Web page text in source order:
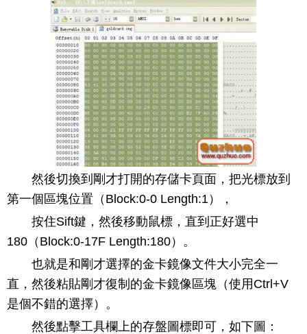
然後切換到剛才打開的存儲卡頁面，把光標放到
第一個區塊位置（Block:0-0 Length:1），
按住Sift鍵，然後移動鼠標，直到正好選中
180（Block:0-17F Length:180）。
也就是和剛才選擇的金卡鏡像文件大小完全一
直，然後粘貼剛才復制的金卡鏡像區塊（使用Ctrl+V
是個不錯的選擇）。
然後點擊工具欄上的存盤圖標即可，如下圖：